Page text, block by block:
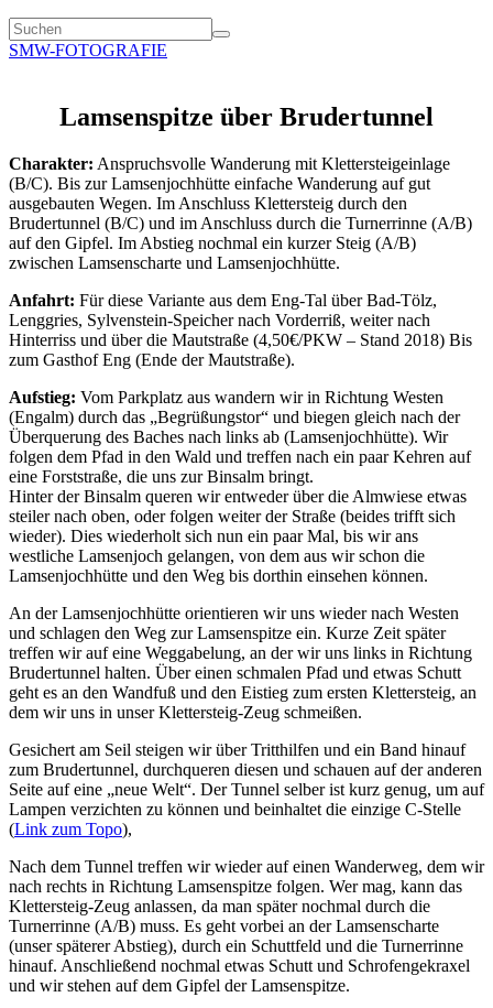
SMW-FOTOGRAFIE
Lamsenspitze über Brudertunnel
Charakter: Anspruchsvolle Wanderung mit Klettersteigeinlage
(B/C). Bis zur Lamsenjochhütte einfache Wanderung auf gut
ausgebauten Wegen. Im Anschluss Klettersteig durch den
Brudertunnel (B/C) und im Anschluss durch die Turnerrinne (A/B)
auf den Gipfel. Im Abstieg nochmal ein kurzer Steig (A/B)
zwischen Lamsenscharte und Lamsenjochhütte.
Anfahrt: Für diese Variante aus dem Eng-Tal über Bad-Tölz,
Lenggries, Sylvenstein-Speicher nach Vorderriß, weiter nach
Hinterriss und über die Mautstraße (4,50€/PKW – Stand 2018) Bis
zum Gasthof Eng (Ende der Mautstraße).
Aufstieg: Vom Parkplatz aus wandern wir in Richtung Westen
(Engalm) durch das „Begrüßungstor“ und biegen gleich nach der
Überquerung des Baches nach links ab (Lamsenjochhütte). Wir
folgen dem Pfad in den Wald und treffen nach ein paar Kehren auf
eine Forststraße, die uns zur Binsalm bringt.
Hinter der Binsalm queren wir entweder über die Almwiese etwas
steiler nach oben, oder folgen weiter der Straße (beides trifft sich
wieder). Dies wiederholt sich nun ein paar Mal, bis wir ans
westliche Lamsenjoch gelangen, von dem aus wir schon die
Lamsenjochhütte und den Weg bis dorthin einsehen können.
An der Lamsenjochhütte orientieren wir uns wieder nach Westen
und schlagen den Weg zur Lamsenspitze ein. Kurze Zeit später
treffen wir auf eine Weggabelung, an der wir uns links in Richtung
Brudertunnel halten. Über einen schmalen Pfad und etwas Schutt
geht es an den Wandfuß und den Eistieg zum ersten Klettersteig, an
dem wir uns in unser Klettersteig-Zeug schmeißen.
Gesichert am Seil steigen wir über Tritthilfen und ein Band hinauf
zum Brudertunnel, durchqueren diesen und schauen auf der anderen
Seite auf eine „neue Welt“. Der Tunnel selber ist kurz genug, um auf
Lampen verzichten zu können und beinhaltet die einzige C-Stelle
(Link zum Topo),
Nach dem Tunnel treffen wir wieder auf einen Wanderweg, dem wir
nach rechts in Richtung Lamsenspitze folgen. Wer mag, kann das
Klettersteig-Zeug anlassen, da man später nochmal durch die
Turnerrinne (A/B) muss. Es geht vorbei an der Lamsenscharte
(unser späterer Abstieg), durch ein Schuttfeld und die Turnerrinne
hinauf. Anschließend nochmal etwas Schutt und Schrofengekraxel
und wir stehen auf dem Gipfel der Lamsenspitze.